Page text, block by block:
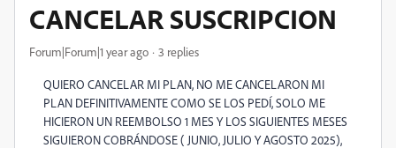
CANCELAR SUSCRIPCION
Forum|Forum|1 year ago 3 replies
QUIERO CANCELAR MI PLAN, NO ME CANCELARON MI
PLAN DEFINITIVAMENTE COMO SE LOS PEDÍ, SOLO ME
HICIERON UN REEMBOLSO 1 MES Y LOS SIGUIENTES MESES
SIGUIERON COBRÁNDOSE ( JUNIO, JULIO Y AGOSTO 2025),